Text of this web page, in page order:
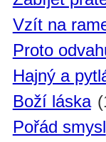
Vzít na
Proto
Hajný a
Boží láska
Pořád smysl